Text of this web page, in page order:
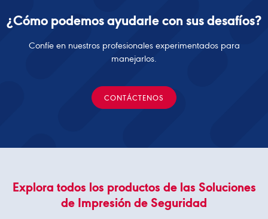
¿Cómo podemos ayudarle con sus desafíos?
Confíe en nuestros profesionales experimentados para
manejarlos.
CONTÁCTENOS
Explora todos los productos de las Soluciones
de Impresión de Seguridad